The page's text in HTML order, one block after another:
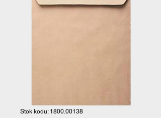
Stok kodu: 1800.00138